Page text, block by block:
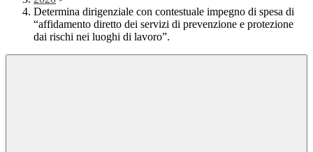
Determina dirigenziale con contestuale impegno di spesa di
“affidamento diretto dei servizi di prevenzione e protezione
dai rischi nei luoghi di lavoro”.